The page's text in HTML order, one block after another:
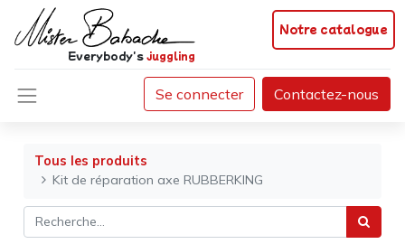
Notre catalogue
Everybody'sjuggling
Se connecter Contactez-nous
Tous les produits
Kit de réparation axe RUBBERKING